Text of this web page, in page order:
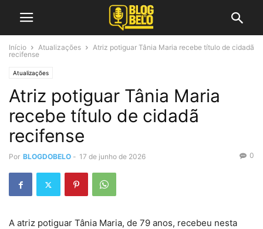
Início Atualizações
Atriz potiguar Tânia Maria recebe título de cidadã
recifense
Atualizações
Atriz potiguar Tânia Maria
recebe título de cidadã
recifense
Por BLOGDOBELO - 17 de junho de 2026 0
A atriz potiguar Tânia Maria, de 79 anos, recebeu nesta